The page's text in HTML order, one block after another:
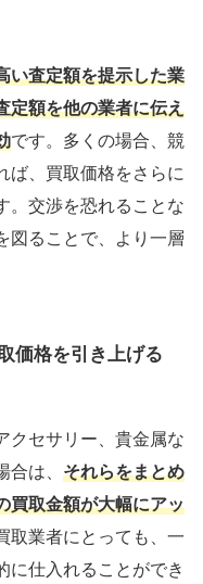
い査定額を提示した業
定額を他の業者に伝え
です。多くの場合、競
ば、買取価格をさらに
。交渉を恐れることな
図ることで、より一層
価格を引き上げる
クセサリー、貴金属な
は、 それらをまとめ
買取金額が大幅にアッ
取業者にとっても、一
に仕入れることができ